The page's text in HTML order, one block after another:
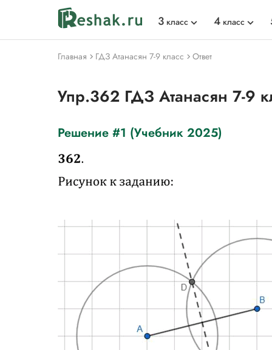
3 класс 4 класс
Главная ГДЗ Атанасян 7-9 класс Ответ
Упр.362 ГДЗ Атанасян 7-9
Решение #1 (Учебник 2025)